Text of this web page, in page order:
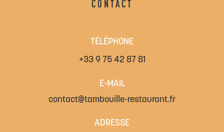
CONTACT
TÉLÉPHONE
+33 9 75 42 87 81
E-MAIL
contact@tambouille-restaurant.fr
ADRESSE